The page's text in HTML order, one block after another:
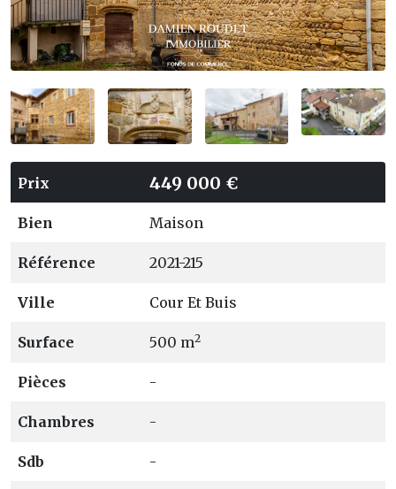
Prix 449 000 €
Bien Maison
Référence 2021-215
Ville Cour Et Buis
Surface 500 m2
Pièces -
Chambres -
Sdb -